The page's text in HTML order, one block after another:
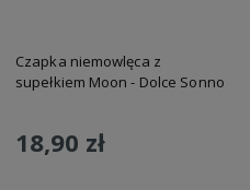
Czapka niemowlęca z
supełkiem Moon - Dolce Sonno
18,90 zł